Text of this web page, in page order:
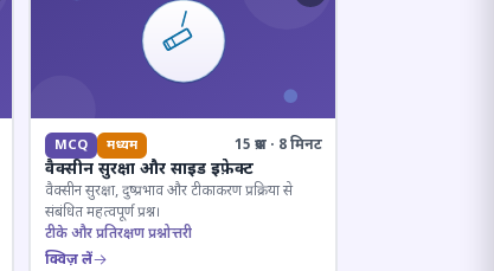
MCQ मध्यम 15 प्रश्न · 8 मिनट
वैक्सीन सुरक्षा और साइड इफ़ेक्ट
वैक्सीन सुरक्षा, दुष्प्रभाव और टीकाकरण प्रक्रिया से
संबंधित महत्वपूर्ण प्रश्न।
टीके और प्रतिरक्षण प्रश्नोत्तरी
क्विज़ लें